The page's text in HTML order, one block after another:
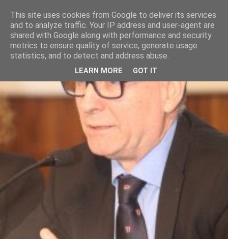
This site uses cookies from Google to deliver its services
and to analyze traffic. Your IP address and user-agent are
shared with Google along with performance and security
metrics to ensure quality of service, generate usage
statistics, and to detect and address abuse.
LEARN MORE GOT IT